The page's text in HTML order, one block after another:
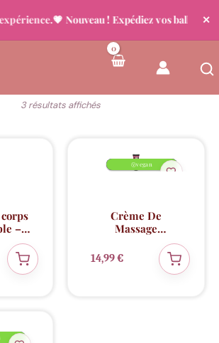
💗 Nouveau ! Expédiez vos ballons✕
3 résultats affichésTrié
ancien
–
à la
Dernière pièce !
Nouveauté
Ⓥvegan
💖 Coup de cœur
Crème De
Massage
SHUNGA
14,99€
cœur